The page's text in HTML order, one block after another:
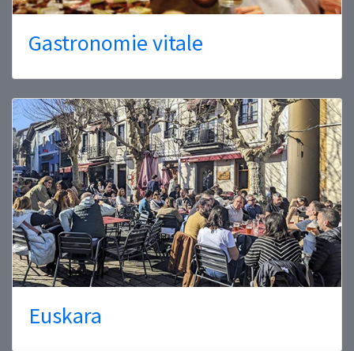
Gastronomie vitale
Euskara